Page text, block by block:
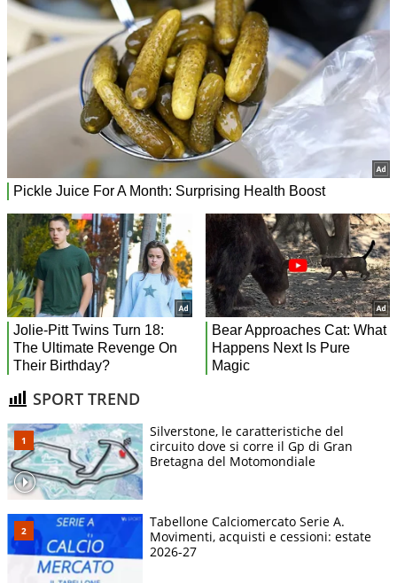
SPORT TREND
Silverstone, le caratteristiche del
circuito dove si corre il Gp di Gran
Bretagna del Motomondiale
Tabellone Calciomercato Serie A.
Movimenti, acquisti e cessioni: estate
2026-27